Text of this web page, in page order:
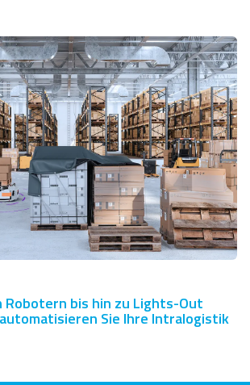
Robotern bis hin zu Lights-Out
Sie Ihre Intralogistik